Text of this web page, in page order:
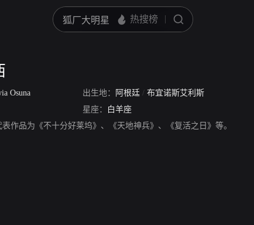
Osuna 出生地： 阿根廷 / 布宜诺斯艾利斯
星座：
白羊座
作品为《不十分好莱坞》、《天地神兵》、《复活之日》等。